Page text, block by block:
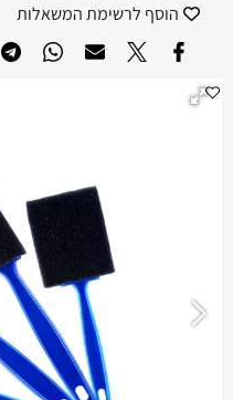
הוסף לרשימת המשאלות